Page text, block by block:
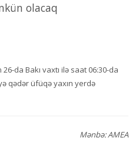
olacaq
da Bakı vaxtı ilə saat 06:30-da
qədər üfüqə yaxın yerdə
Mənbə: AMEA